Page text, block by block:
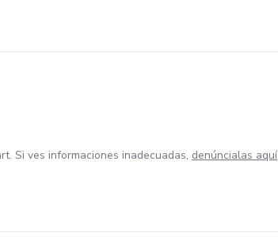
Si ves informaciones inadecuadas, denúncialas aquí